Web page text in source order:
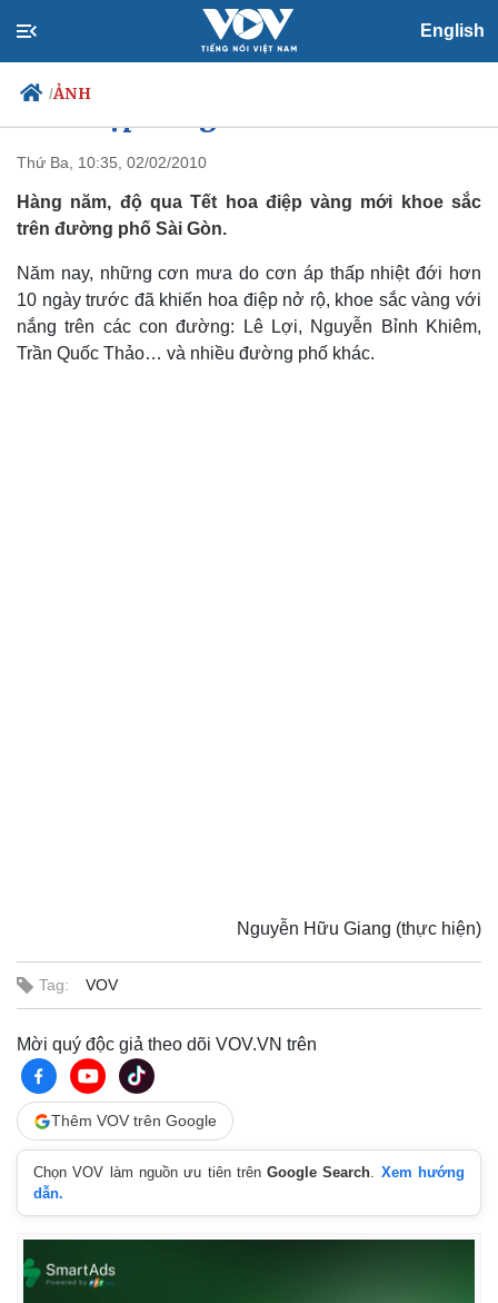
English
/ẢNH
Chính trị
Đảng
Tổ chức nhân sự
Quốc hội
Nhận diện sự thật
Xã hội
Dự báo thời tiết
Giáo dục
Dấu ấn VOV
Việc làm
Biển đảo
Thứ Ba, 10:35, 02/02/2010
Hàng năm, độ qua Tết hoa điệp vàng mới khoe sắc
trên đường phố Sài Gòn.
Năm nay, những cơn mưa do cơn áp thấp nhiệt đới hơn
10 ngày trước đã khiến hoa điệp nở rộ, khoe sắc vàng với
nắng trên các con đường: Lê Lợi, Nguyễn Bỉnh Khiêm,
Trần Quốc Thảo… và nhiều đường phố khác.
Nguyễn Hữu Giang (thực hiện)
Tag: VOV
Mời quý độc giả theo dõi VOV.VN trên
Thêm VOV trên Google
Chọn VOV làm nguồn ưu tiên trênGoogle Search. Xem hướng
dẫn.